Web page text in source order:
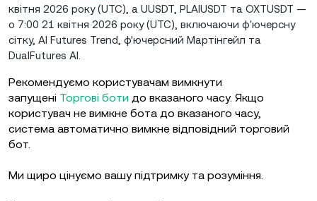
квітня 2026 року (UTC), а UUSDT, PLAIUSDT та OXTUSDT —
о 7:00 21 квітня 2026 року (UTC), включаючи фʼючерсну
сітку, AI Futures Trend, ф'ючерсний Мартінгейл та
DualFutures AI.
Рекомендуємо користувачам вимкнути
запущені Торгові боти до вказаного часу. Якщо
користувач не вимкне бота до вказаного часу,
система автоматично вимкне відповідний торговий
бот.
Ми щиро цінуємо вашу підтримку та розуміння.